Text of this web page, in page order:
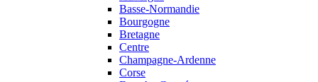
Basse-Normandie
Bourgogne
Bretagne
Centre
Champagne-Ardenne
Corse